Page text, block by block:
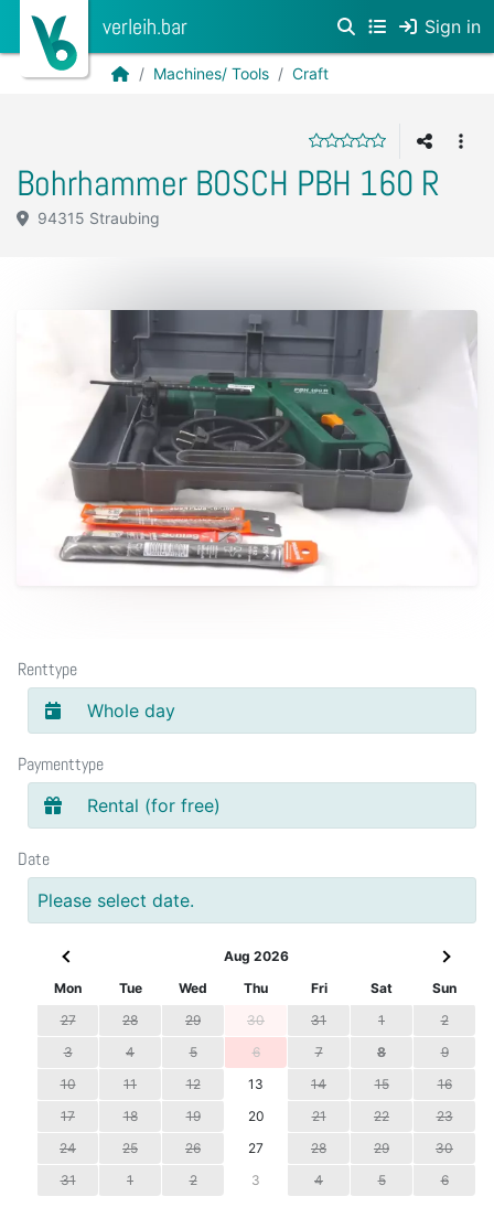
verleih.bar Sign in
Machines/ Tools Craft
Bohrhammer BOSCH PBH 160 R
94315 Straubing
Renttype
Whole day
Paymenttype
Rental (for free)
Date
Please select date.
Aug 2026
Mon
Tue Wed Thu Fri Sat
Sun
27
28 29 30 31 1
2
3
4 5 6 7 8
9
10
11 12 13 14 15
16
17
18 19 20 21 22
23
24
25 26 27 28 29
30
31
1 2 3 4 5 6